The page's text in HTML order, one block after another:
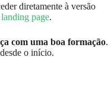
diretamente à versão
landing page.
com uma boa formação.
o início.